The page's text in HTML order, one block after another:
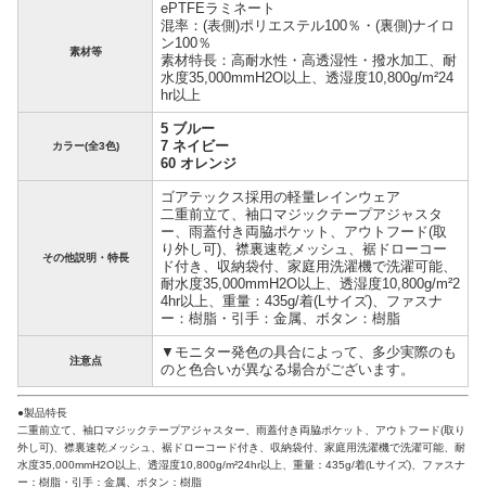
素材等
ePTFEラミネート
混率：(表側)ポリエステル100％・(裏側)ナイロ
ン100％
素材特長：高耐水性・高透湿性・撥水加工、耐
水度35,000mmH2O以上、透湿度10,800g/m²24
hr以上
カラー(全3色)
5 ブルー
7 ネイビー
60 オレンジ
その他説明・特長
ゴアテックス採用の軽量レインウェア
二重前立て、袖口マジックテープアジャスタ
ー、雨蓋付き両脇ポケット、アウトフード(取
り外し可)、襟裏速乾メッシュ、裾ドローコー
ド付き、収納袋付、家庭用洗濯機で洗濯可能、
耐水度35,000mmH2O以上、透湿度10,800g/m²2
4hr以上、重量：435g/着(Lサイズ)、ファスナ
ー：樹脂・引手：金属、ボタン：樹脂
注意点
▼モニター発色の具合によって、多少実際のも
のと色合いが異なる場合がございます。
●製品特長
二重前立て、袖口マジックテープアジャスター、雨蓋付き両脇ポケット、アウトフード(取り
外し可)、襟裏速乾メッシュ、裾ドローコード付き、収納袋付、家庭用洗濯機で洗濯可能、耐
水度35,000mmH2O以上、透湿度10,800g/m²24hr以上、重量：435g/着(Lサイズ)、ファスナ
ー：樹脂・引手：金属、ボタン：樹脂